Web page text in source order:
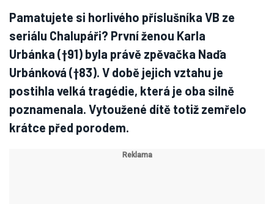
Pamatujete si horlivého příslušníka VB ze
seriálu Chalupáři? První ženou Karla
Urbánka (†91) byla právě zpěvačka Naďa
Urbánková (†83). V době jejich vztahu je
postihla velká tragédie, která je oba silně
poznamenala. Vytoužené dítě totiž zemřelo
krátce před porodem.